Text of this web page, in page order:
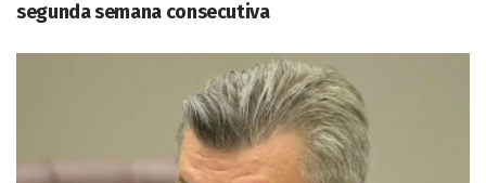
segunda semana consecutiva